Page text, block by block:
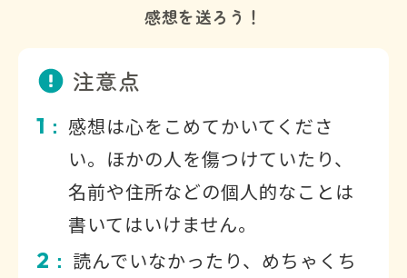
感想を送ろう！
注意点
1 ： 感想は心をこめてかいてくださ
い。ほかの人を傷つけていたり、
名前や住所などの個人的なことは
書いてはいけません。
2 ： 読んでいなかったり、めちゃくち